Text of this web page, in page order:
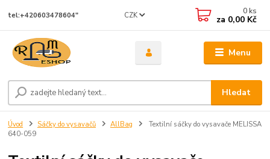
Menu
CZK
Hledat
tel:+420603478604" 0 ks
za 0,00 Kč
Úvod Sáčky do vysavačů AllBag
Textilní sáčky do vysavače MELISSA
640-059